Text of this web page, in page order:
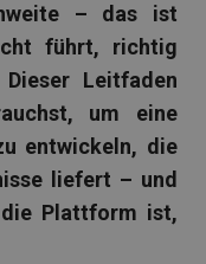
– das ist
führt, richtig
Leitfaden
um eine
entwickeln, die
liefert – und
Plattform ist,